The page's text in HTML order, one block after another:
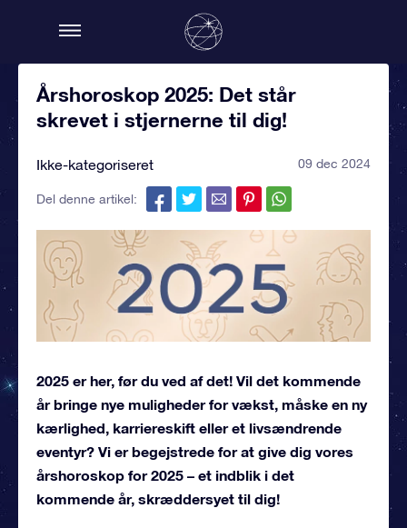
Årshoroskop 2025: Det står
skrevet i stjernerne til dig!
Ikke-kategoriseret 09 dec 2024
Del denne artikel:
2025 er her, før du ved af det! Vil det kommende
år bringe nye muligheder for vækst, måske en ny
kærlighed, karriereskift eller et livsændrende
eventyr? Vi er begejstrede for at give dig vores
årshoroskop for 2025 – et indblik i det
kommende år, skræddersyet til dig!